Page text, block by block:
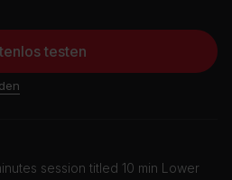
testen
session titled 10 min Lower